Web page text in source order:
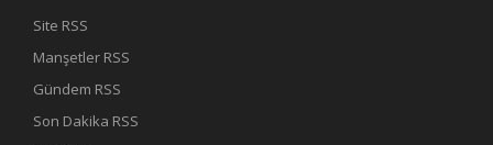
Site RSS
Manşetler RSS
Gündem RSS
Son Dakika RSS